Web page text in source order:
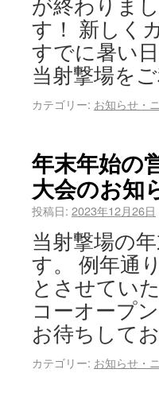
が終わりま
す！ 新しく
すでに暑い
当射撃場を
カテゴリー: お知らせ・
年末年始の
大会のお知
投稿日: 2023年12月26日
当射撃場の
す。 例年通
とさせてい
コーオープ
お待ちして
カテゴリー: お知らせ・